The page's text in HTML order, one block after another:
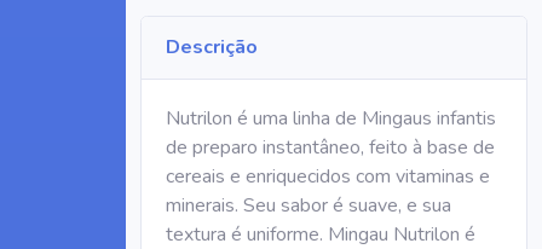
Descrição
Nutrilon é uma linha de Mingaus infantis
de preparo instantâneo, feito à base de
cereais e enriquecidos com vitaminas e
minerais. Seu sabor é suave, e sua
textura é uniforme. Mingau Nutrilon é